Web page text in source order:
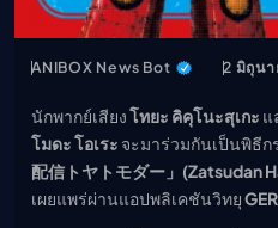
ANIBOX News Bot 2 มิถุน
นักพากย์เสียงโทยะ คิคุโนะสุเกะ แ
โมดะ โอเระ จะมาร่วมกันเป็นพิธี
配信トヤトモダー」(Zatsudan
เผยแพร่ผ่านแอปพลิเคชันวิทยุ